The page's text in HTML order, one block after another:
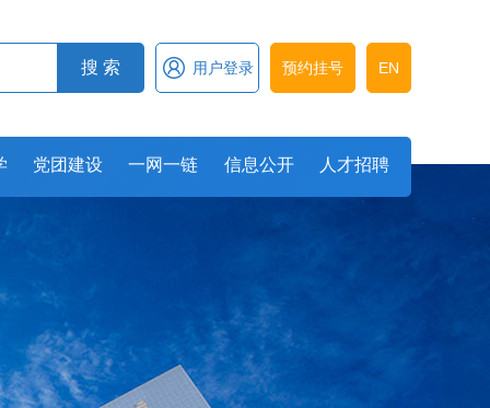
EN
预约挂号
 用户登录
搜 索
党团建设 一网一链 信息公开 人才招聘